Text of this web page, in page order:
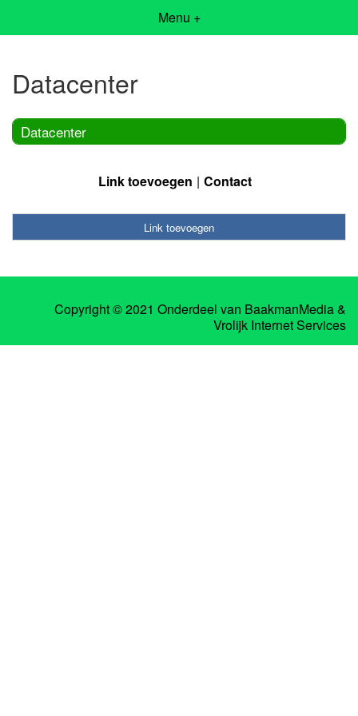
Menu +
Datacenter
Datacenter
Link toevoegen Contact
Link toevoegen
Copyright © 2021 Onderdeel van BaakmanMedia&
Vrolijk Internet Services